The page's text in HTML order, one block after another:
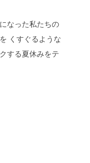
なった私たちの
くすぐるような
する夏休みをテ